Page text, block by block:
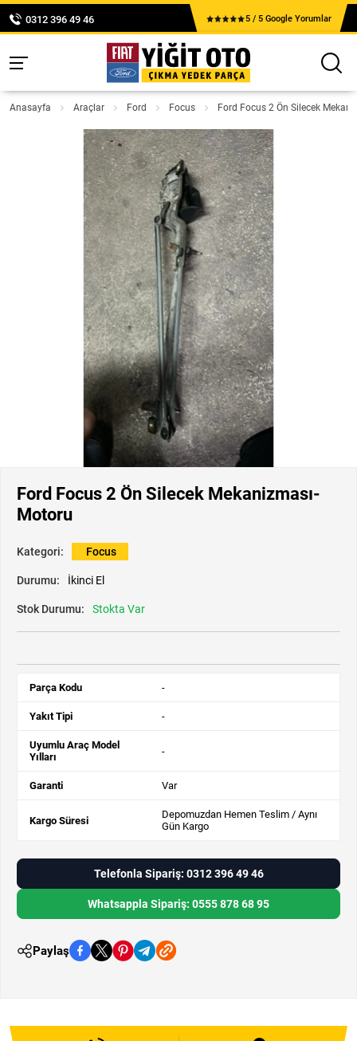
0312 396 49 46 5 / 5 Google Yorumlar
Anasayfa Araçlar Ford Focus Ford Focus 2 Ön Silecek
Ford Focus 2 Ön Silecek Mekanizması-
Motoru
Kategori: Focus
Durumu: İkinci El
Stok Durumu: Stokta Var
Parça Kodu -
Yakıt Tipi -
Uyumlu Araç Model
Yılları
-
Garanti Var
Kargo Süresi
Depomuzdan Hemen Teslim / Aynı
Gün Kargo
Telefonla Sipariş: 0312 396 49 46
Whatsappla Sipariş: 0555 878 68 95
Paylaş